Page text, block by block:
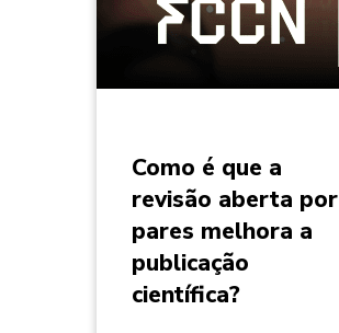
Como é que a
revisão aberta por
pares melhora a
publicação
científica?